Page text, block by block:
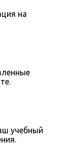
на
учебный